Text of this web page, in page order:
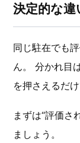
決定的な違
同じ駐在でも
ん。 分かれ目
を押さえるだ
まずは“評価さ
ましょう。